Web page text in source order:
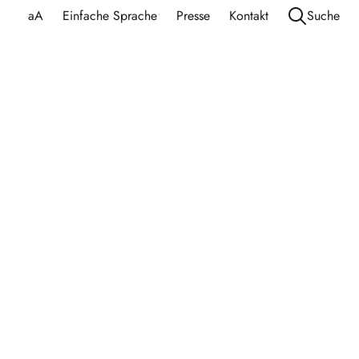
aA Einfache Sprache Presse Kontakt Suche